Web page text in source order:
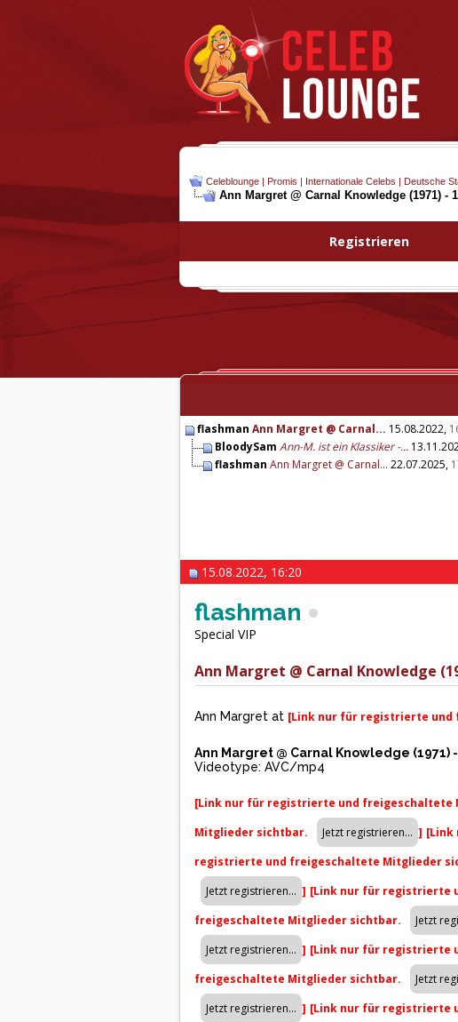
Celeblounge | Promis | Internationale Celebs | Deutsche
Ann Margret @ Carnal Knowledge (1971) -
Registrieren
flashman Ann Margret @ Carnal... 15.08.2022,
BloodySam Ann-M. ist ein Klassiker -...
flashman Ann Margret @ Carnal... 22.07.2025,
15.08.2022, 16:20
flashman
Special VIP
Ann Margret @ Carnal Knowledge
Ann Margret at [Link nur für registrierte
Ann Margret @ Carnal Knowledge (1971)
Videotype: AVC/mp4
[Link nur für registrierte und freigeschaltete
Mitglieder sichtbar.
]
registrierte und freigeschaltete Mitglieder
] [Link nur für registrierte
freigeschaltete Mitglieder sichtbar.
] [Link nur für registrierte
freigeschaltete Mitglieder sichtbar.
] [Link nur für registrierte